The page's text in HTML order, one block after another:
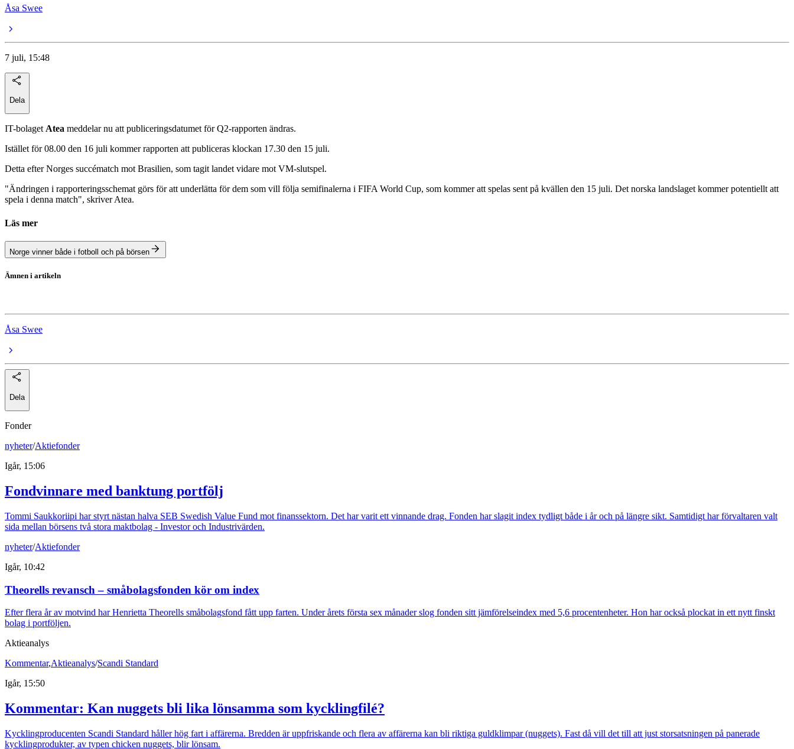
Åsa Swee
7 juli, 15:48
Dela
IT-bolagetAtea meddelar nu att publiceringsdatumet för Q2-rapporten ändras.
Istället för 08.00 den 16 juli kommer rapporten att publiceras klockan 17.30 den 15 juli.
Detta efter Norges succématch mot Brasilien, som tagit landet vidare mot VM-slutspel.
"Ändringen i rapporteringsschemat görs för att underlätta för dem som vill följa semifinalerna i FIFA World Cup, som kommer att spelas sent på kvällen den 15 juli. Det norska landslaget kommer potentiellt att
spela i denna match", skriver Atea.
Läs mer
Norge vinner både i fotboll och på börsen
Ämnen i artikeln
Åsa Swee
Dela
Fonder
nyheter/Aktiefonder
Igår, 15:06
Fondvinnare med banktung portfölj
Tommi Saukkoriipi har styrt nästan halva SEB Swedish Value Fund mot finanssektorn. Det har varit ett vinnande drag. Fonden har slagit index tydligt både i år och på längre sikt. Samtidigt har förvaltaren valt
sida mellan börsens två stora maktbolag - Investor och Industrivärden.
nyheter/Aktiefonder
Igår, 10:42
Theorells revansch – småbolagsfonden kör om index
Efter flera år av motvind har Henrietta Theorells småbolagsfond fått upp farten. Under årets första sex månader slog fonden sitt jämförelseindex med 5,6 procentenheter. Hon har också plockat in ett nytt finskt
bolag i portföljen.
Aktieanalys
Kommentar,Aktieanalys/Scandi Standard
Igår, 15:50
Kommentar: Kan nuggets bli lika lönsamma som kycklingfilé?
Kycklingproducenten Scandi Standard håller hög fart i affärerna. Bredden är uppfriskande och flera av affärerna kan bli riktiga guldklimpar (nuggets). Fast då vill det till att just storsatsningen på panerade
kycklingprodukter, av typen chicken nuggets, blir lönsam.